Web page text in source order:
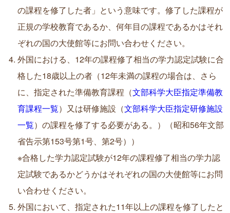
の課程を修了した者」という意味です。修了した課程が
正規の学校教育であるか、何年目の課程であるかはそれ
ぞれの国の大使館等にお問い合わせください。
外国における、12年の課程修了相当の学力認定試験に合
格した18歳以上の者（12年未満の課程の場合は、さら
に、指定された準備教育課程（文部科学大臣指定準備教
育課程一覧）又は研修施設（文部科学大臣指定研修施設
一覧）の課程を修了する必要がある。）（昭和56年文部
省告示第153号第1号、第2号））
※合格した学力認定試験が12年の課程修了相当の学力認
定試験であるかどうかはそれぞれの国の大使館等にお問
い合わせください。
外国において、指定された11年以上の課程を修了したと